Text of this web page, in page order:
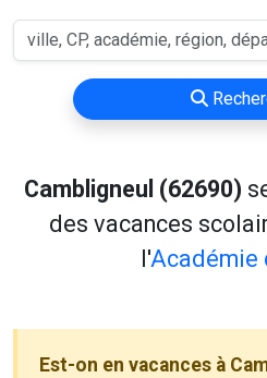
Cambligneul (62690)
des vacances
l'Académie
Est-on en vacances à